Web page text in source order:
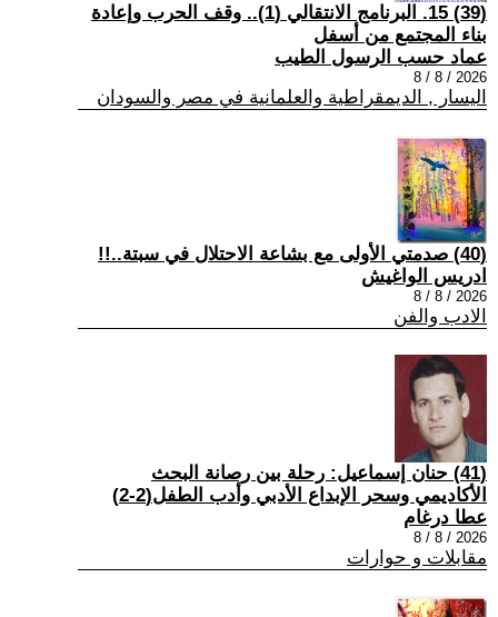
(39) 15. البرنامج الانتقالي (1).. وقف الحرب وإعادة
بناء المجتمع من أسفل
عماد حسب الرسول الطيب
2026 / 8 / 8
اليسار , الديمقراطية والعلمانية في مصر والسودان
(40) صدمتي الأولى مع بشاعة الاحتلال في سبتة..!!
ادريس الواغيش
2026 / 8 / 8
الادب والفن
(41) حنان إسماعيل: رحلة بين رصانة البحث
الأكاديمي وسحر الإبداع الأدبي وأدب الطفل(2-2)
عطا درغام
2026 / 8 / 8
مقابلات و حوارات